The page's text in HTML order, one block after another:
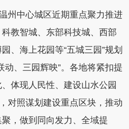
州中心城区近期重点聚力推进
教智城、东部科技城、西部
、海上花园等“五城三园”规划
动、三园辉映”。各地将紧扣提
体现人民性、建设山水公园
对照谋划建设重点区块，推动
，做到同向发力、全域提